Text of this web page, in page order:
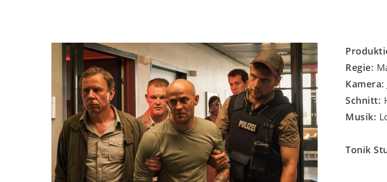
Regie:
Kamera:
Schnitt:
Musik:
Tonik